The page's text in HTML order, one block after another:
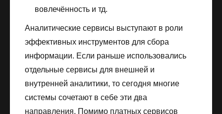
вовлечённость и тд.
Аналитические сервисы выступают в роли
эффективных инструментов для сбора
информации. Если раньше использовались
отдельные сервисы для внешней и
внутренней аналитики, то сегодня многие
системы сочетают в себе эти два
направления. Помимо платных сервисов